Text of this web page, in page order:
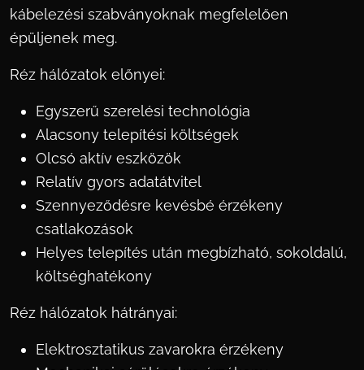
kábelezési szabványoknak megfelelően
épüljenek meg.
Réz hálózatok előnyei:
Egyszerű szerelési technológia
Alacsony telepítési költségek
Olcsó aktív eszközök
Relatív gyors adatátvitel
Szennyeződésre kevésbé érzékeny
csatlakozások
Helyes telepítés után megbízható, sokoldalú,
költséghatékony
Réz hálózatok hátrányai:
Elektrosztatikus zavarokra érzékeny